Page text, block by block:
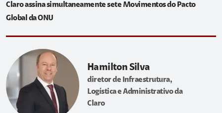
Claro assina simultaneamente sete Movimentos do Pacto
Global da ONU
Hamilton Silva
diretor de Infraestrutura,
Logística e Administrativo da
Claro